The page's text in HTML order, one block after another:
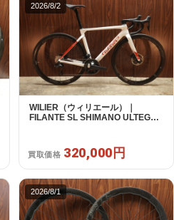
2026/8/2
WILIER（ウィリエール）｜
FILANTE SL SHIMANO ULTEGRA
買取価格 320,000円
2026/8/1